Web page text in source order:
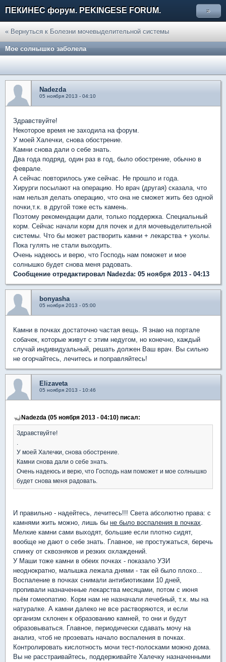
ПЕКИНЕС форум. PEKINGESE FORUM. »
« Вернуться к Болезни мочевыделительной системы
Мое солнышко заболела
Nadezda
05 ноября 2013 - 04:10
Здравствуйте!
Некоторое время не заходила на форум.
У моей Халечки, снова обострение.
Камни снова дали о себе знать.
Два года подряд, один раз в год, было обострение, обычно в
феврале.
А сейчас повторилось уже сейчас. Не прошло и года.
Хирурги посылают на операцию. Но врач (другая) сказала, что
нам нельзя делать операцию, что она не сможет жить без одной
почки,т.к. в другой тоже есть камень.
Поэтому рекомендации дали, только поддержка. Специальный
корм. Сейчас начали корм для почек и для мочевыделительной
системы. Что бы может растворить камни + лекарства + уколы.
Пока гулять не стали выходить.
Очень надеюсь и верю, что Господь нам поможет и мое
солнышко будет снова меня радовать.
Сообщение отредактировал Nadezda: 05 ноября 2013 - 04:13
bonyasha
05 ноября 2013 - 05:00
Камни в почках достаточно частая вещь. Я знаю на портале
собачек, которые живут с этим недугом, но конечно, каждый
случай индивидуальный, решать должен Ваш врач. Вы сильно
не огорчайтесь, лечитесь и поправляйтесь!
Elizaveta
05 ноября 2013 - 10:46
Nadezda (05 ноября 2013 - 04:10) писал:
Здравствуйте!
У моей Халечки, снова обострение.
Камни снова дали о себе знать.
Очень надеюсь и верю, что Господь нам поможет и мое солнышко
будет снова меня радовать.
И правильно - надейтесь, лечитесь!!! Света абсолютно права: с
камнями жить можно, лишь бы не было воспаления в почках.
Мелкие камни сами выходят, большие если плотно сидят,
вообще не дают о себе знать. Главное, не простужаться, беречь
спинку от сквозняков и резких охлаждений.
У Маши тоже камни в обеих почках - показало УЗИ
неоднократно, малышка лежала днями - так ей было плохо...
Воспаление в почках снимали антибиотиками 10 дней,
пропивали назначенные лекарства месяцами, потом с июня
пьём гомеопатию. Корм нам не назначали лечебный, т.к. мы на
натуралке. А камни далеко не все растворяются, и если
организм склонен к образованию камней, то они и будут
образовываться. Главное, периодически сдавать мочу на
анализ, чтоб не прозевать начало воспаления в почках.
Контролировать кислотность мочи тест-полосками можно дома.
Вы не расстраивайтесь, поддерживайте Халечку назначенными